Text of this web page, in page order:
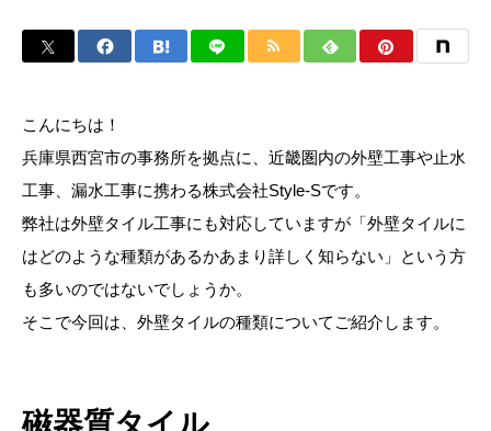
こんにちは！
兵庫県西宮市の事務所を拠点に、近畿圏内の外壁工事や止水
工事、漏水工事に携わる株式会社Style-Sです。
弊社は外壁タイル工事にも対応していますが「外壁タイルに
はどのような種類があるかあまり詳しく知らない」という方
も多いのではないでしょうか。
そこで今回は、外壁タイルの種類についてご紹介します。
磁器質タイル